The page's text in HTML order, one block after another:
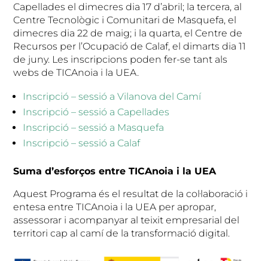
Capellades el dimecres dia 17 d’abril; la tercera, al
Centre Tecnològic i Comunitari de Masquefa, el
dimecres dia 22 de maig; i la quarta, el Centre de
Recursos per l’Ocupació de Calaf, el dimarts dia 11
de juny. Les inscripcions poden fer-se tant als
webs de TICAnoia i la UEA.
Inscripció – sessió a Vilanova del Camí
Inscripció – sessió a Capellades
Inscripció – sessió a Masquefa
Inscripció – sessió a Calaf
Suma d’esforços entre TICAnoia i la UEA
Aquest Programa és el resultat de la col·laboració i
entesa entre TICAnoia i la UEA per apropar,
assessorar i acompanyar al teixit empresarial del
territori cap al camí de la transformació digital.